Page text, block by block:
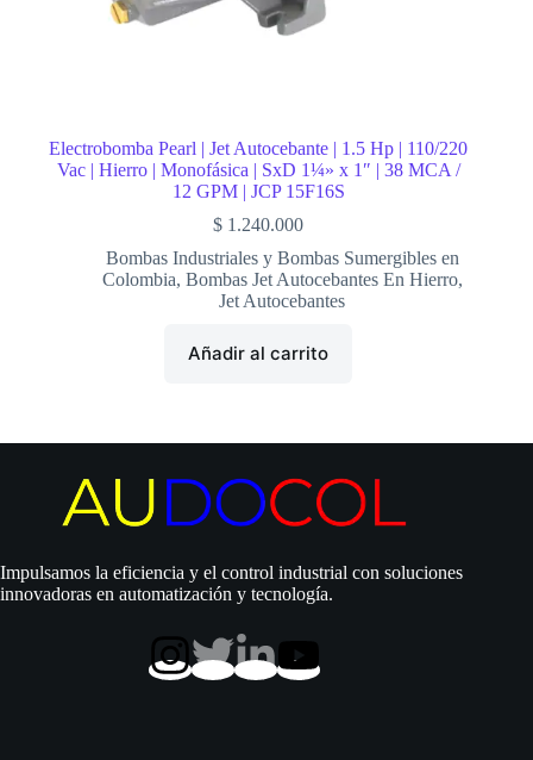
Electrobomba Pearl | Jet Autocebante | 1.5 Hp | 110/220
Vac | Hierro | Monofásica | SxD 1¼» x 1″ | 38 MCA /
12 GPM | JCP 15F16S
$ 1.240.000
Bombas Industriales y Bombas Sumergibles en
Colombia, Bombas Jet Autocebantes En Hierro,
Jet Autocebantes
Añadir al carrito
Impulsamos la eficiencia y el control industrial con soluciones
innovadoras en automatización y tecnología.